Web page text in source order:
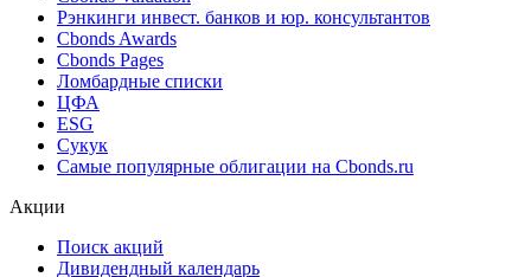
Рэнкинги инвест. банков и юр. консультантов
Cbonds Awards
Cbonds Pages
Ломбардные списки
ЦФА
ESG
Сукук
Самые популярные облигации на Cbonds.ru
Акции
Поиск акций
Дивидендный календарь